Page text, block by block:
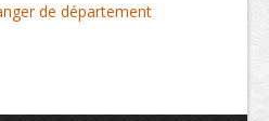
de département